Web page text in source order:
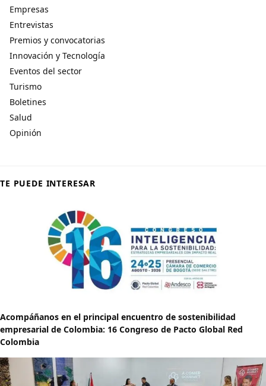
Empresas
Entrevistas
Premios y convocatorias
Innovación y Tecnología
Eventos del sector
Turismo
Boletines
Salud
Opinión
TE PUEDE INTERESAR
Acompáñanos en el principal encuentro de sostenibilidad
empresarial de Colombia: 16 Congreso de Pacto Global Red
Colombia